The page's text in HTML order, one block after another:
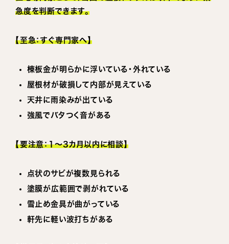
急度を判断できます。
【至急：すぐ専門家へ】
棟板金が明らかに浮いている・外れている
屋根材が破損して内部が見えている
天井に雨染みが出ている
強風でバタつく音がある
【要注意：1〜3カ月以内に相談】
点状のサビが複数見られる
塗膜が広範囲で剥がれている
雪止め金具が曲がっている
軒先に軽い波打ちがある